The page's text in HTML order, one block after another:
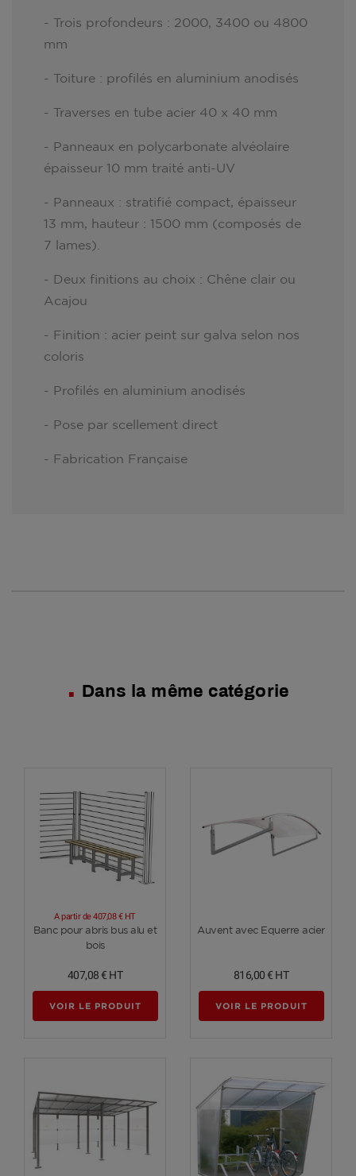
- Trois profondeurs : 2000, 3400 ou 4800
mm
- Toiture : profilés en aluminium anodisés
- Traverses en tube acier 40 x 40 mm
- Panneaux en polycarbonate alvéolaire
épaisseur 10 mm traité anti-UV
- Panneaux : stratifié compact, épaisseur
13 mm, hauteur : 1500 mm (composés de
7 lames).
- Deux finitions au choix : Chêne clair ou
Acajou
- Finition : acier peint sur galva selon nos
coloris
- Profilés en aluminium anodisés
- Pose par scellement direct
- Fabrication Française
Dans la même catégorie
Voir plus
Banc pour abris bus alu et
bois
A partir de407,08 € HT
407,08 € HT
VOIR LE PRODUIT
Voir plus
Auvent avec Equerre acier
816,00 € HT
VOIR LE PRODUIT